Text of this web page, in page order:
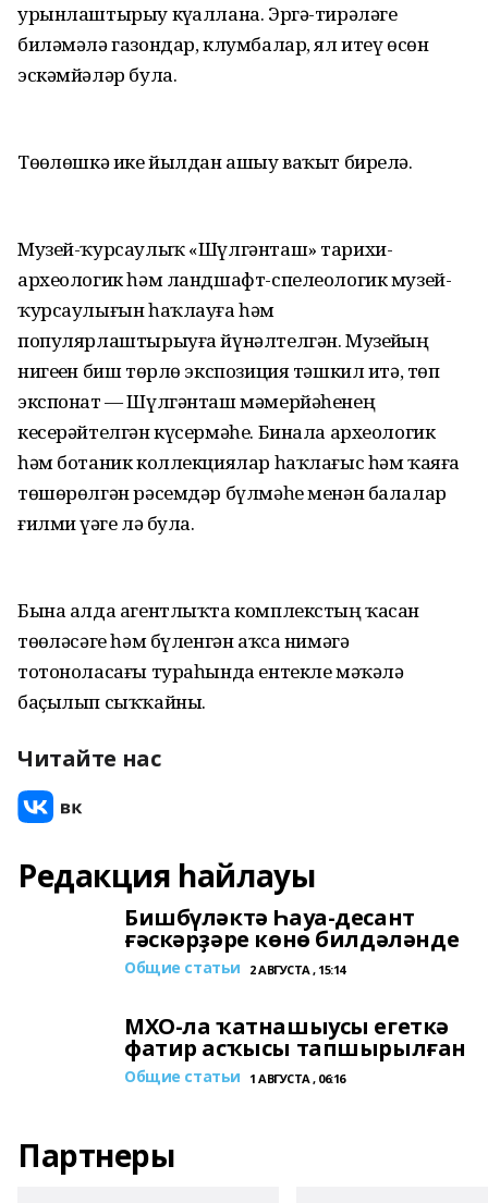
урынлаштырыу күҙаллана. Эргә-тирәләге
биләмәлә газондар, клумбалар, ял итеү өсөн
эскәмйәләр була.
Төҙөлөшкә ике йылдан ашыу ваҡыт бирелә.
Музей-ҡурсаулыҡ «Шүлгәнташ» тарихи-
археологик һәм ландшафт-спелеологик музей-
ҡурсаулығын һаҡлауға һәм
популярлаштырыуға йүнәлтелгән. Музейҙың
нигеҙен биш төрлө экспозиция тәшкил итә, төп
экспонат — Шүлгәнташ мәмерйәһенең
кесерәйтелгән күсермәһе. Бинала археологик
һәм ботаник коллекциялар һаҡлағыс һәм ҡаяға
төшөрөлгән рәсемдәр бүлмәһе менән балалар
ғилми үҙәге лә була.
Бына алда агентлыҡта комплекстың ҡасан
төҙөләсәге һәм бүленгән аҡса нимәгә
тотоноласағы тураһында ентекле мәҡәлә
баҫылып сыҡҡайны.
Читайте нас
Редакция һайлауы
Бишбүләктә Һауа-десант
ғәскәрҙәре көнө билдәләнде
Общие статьи 2 АВГУСТА , 15:14
МХО-ла ҡатнашыусы егеткә
фатир асҡысы тапшырылған
Общие статьи 1 АВГУСТА , 06:16
Партнеры